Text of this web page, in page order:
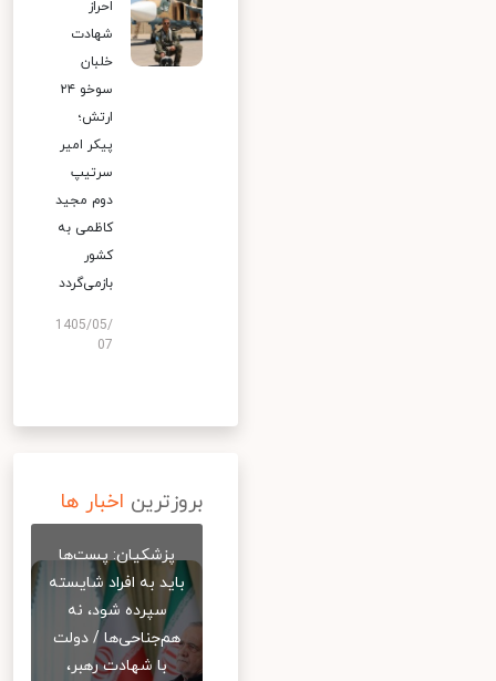
احراز
شهادت
خلبان
سوخو ۲۴
ارتش؛
پیکر امیر
سرتیپ
دوم مجید
کاظمی به
کشور
بازمی‌گردد
1405/05/
07
بروزترین اخبار ها
پزشکیان: پست‌ها
باید به افراد شایسته
سپرده شود، نه
هم‌جناحی‌ها / دولت
با شهادت رهبر،